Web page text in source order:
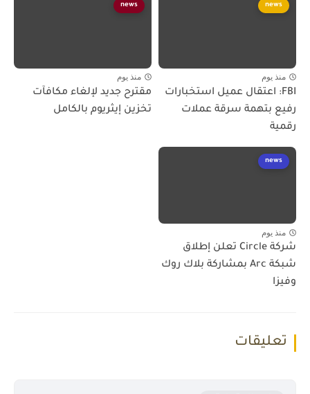
news
منذ يوم
FBI: اعتقال عميل استخبارات
رفيع بتهمة سرقة عملات
رقمية
news
منذ يوم
مقترح جديد لإلغاء مكافآت
تخزين إيثريوم بالكامل
news
منذ يوم
شركة Circle تعلن إطلاق
شبكة Arc بمشاركة بلاك روك
وفيزا
تعليقات